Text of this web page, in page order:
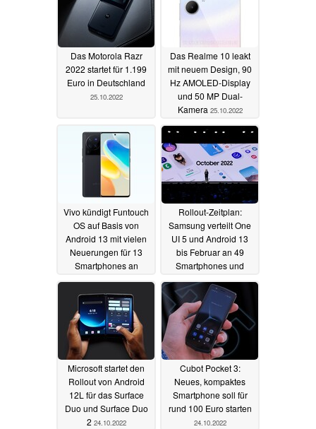
Das Motorola Razr
2022 startet für 1.199
Euro in Deutschland
25.10.2022
Das Realme 10 leakt
mit neuem Design, 90
Hz AMOLED-Display
und 50 MP Dual-
Kamera 25.10.2022
Vivo kündigt Funtouch
OS auf Basis von
Android 13 mit vielen
Neuerungen für 13
Smartphones an
25.10.2022
Rollout-Zeitplan:
Samsung verteilt One
UI 5 und Android 13
bis Februar an 49
Smartphones und
Tablets25.10.2022
Microsoft startet den
Rollout von Android
12L für das Surface
Duo und Surface Duo
2 24.10.2022
Cubot Pocket 3:
Neues, kompaktes
Smartphone soll für
rund 100 Euro starten
24.10.2022